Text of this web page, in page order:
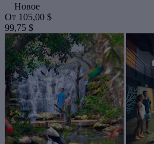
Новое
От 105,00 $
99,75 $